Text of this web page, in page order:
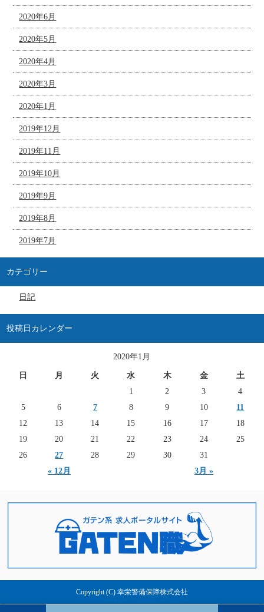
2020年6月
2020年5月
2020年4月
2020年3月
2020年1月
2019年12月
2019年11月
2019年10月
2019年9月
2019年8月
2019年7月
カテゴリー
日記
投稿日カレンダー
2020年1月
日 月 火 水 木 金 土
« 12月 3月 »
1 2 3
4
5
6 7 8 9 10
11
12
13 14 15 16 17
18
19
20 21 22 23 24
25
26
27 28 29 30 31
Copyright (C) 幸栄警備保障株式会社